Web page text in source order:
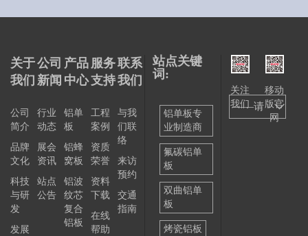
关于
我们
公司
简介
品牌
文化
科技
与研
发
发展
公司
新闻
行业
动态
展会
资讯
站点
公告
产品
中心
铝单
板
铝蜂
窝板
铝波
纹芯
复合
铝板
服务
支持
工程
案例
资质
荣誉
资料
下载
在线
帮助
联系
我们
与我
们联
络
来访
预约
交通
指南
站点关键
词:
铝单板专
业制造商
氟碳铝单
板
双曲铝单
板
烤瓷铝板
关注
我们
移动
版官
网
——请